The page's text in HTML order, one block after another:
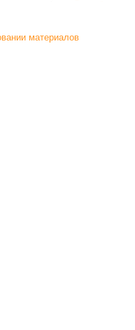
материалов